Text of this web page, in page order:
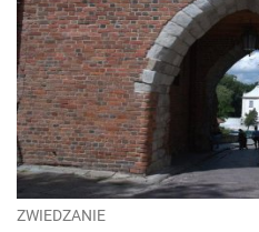
ZWIEDZANIE